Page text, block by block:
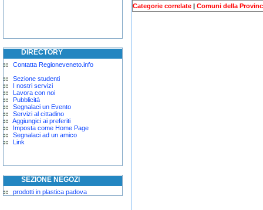
DIRECTORY
Contatta Regioneveneto.info
Sezione studenti
I nostri servizi
Lavora con noi
Pubblicità
Segnalaci un Evento
Servizi al cittadino
Aggiungici ai preferiti
Imposta come Home Page
Segnalaci ad un amico
Link
SEZIONE NEGOZI
prodotti in plastica padova
Categorie correlate | Comuni della